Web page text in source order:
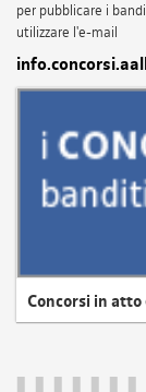
per pubblicare i
utilizzare l'e-mail
Concorsi in